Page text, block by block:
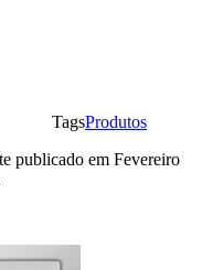
TagsProdutos
publicado em Fevereiro